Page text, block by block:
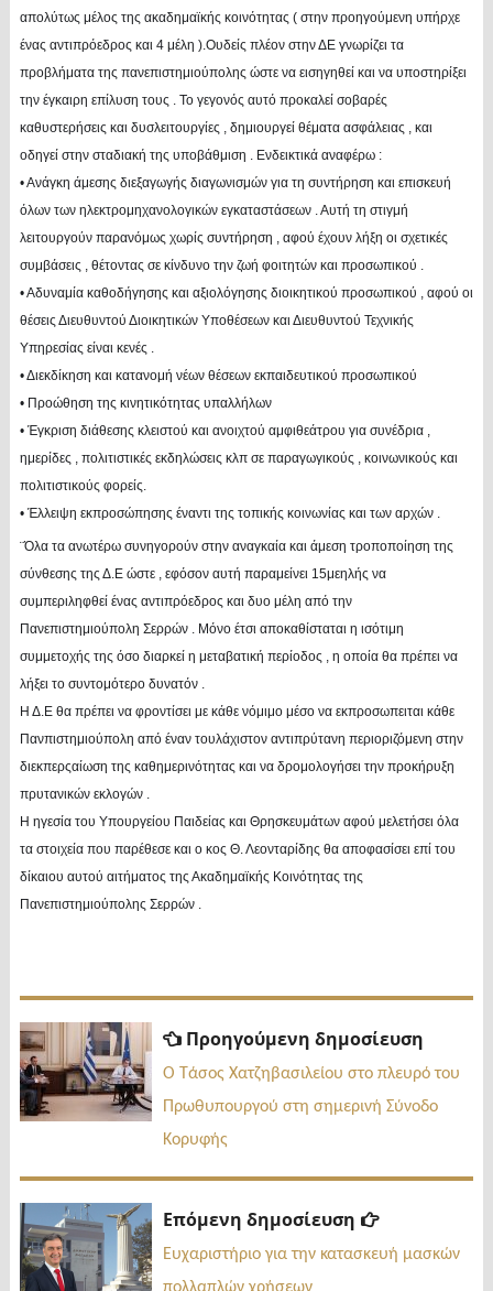
απολύτως μέλος της ακαδημαϊκής κοινότητας ( στην προηγούμενη υπήρχε
ένας αντιπρόεδρος και 4 μέλη ).Ουδείς πλέον στην ΔΕ γνωρίζει τα
προβλήματα της πανεπιστημιούπολης ώστε να εισηγηθεί και να υποστηρίξει
την έγκαιρη επίλυση τους . Το γεγονός αυτό προκαλεί σοβαρές
καθυστερήσεις και δυσλειτουργίες , δημιουργεί θέματα ασφάλειας , και
οδηγεί στην σταδιακή της υποβάθμιση . Ενδεικτικά αναφέρω :
• Ανάγκη άμεσης διεξαγωγής διαγωνισμών για τη συντήρηση και επισκευή
όλων των ηλεκτρομηχανολογικών εγκαταστάσεων . Αυτή τη στιγμή
λειτουργούν παρανόμως χωρίς συντήρηση , αφού έχουν λήξη οι σχετικές
συμβάσεις , θέτοντας σε κίνδυνο την ζωή φοιτητών και προσωπικού .
• Αδυναμία καθοδήγησης και αξιολόγησης διοικητικού προσωπικού , αφού οι
θέσεις Διευθυντού Διοικητικών Υποθέσεων και Διευθυντού Τεχνικής
Υπηρεσίας είναι κενές .
• Διεκδίκηση και κατανομή νέων θέσεων εκπαιδευτικού προσωπικού
• Προώθηση της κινητικότητας υπαλλήλων
• Έγκριση διάθεσης κλειστού και ανοιχτού αμφιθεάτρου για συνέδρια ,
ημερίδες , πολιτιστικές εκδηλώσεις κλπ σε παραγωγικούς , κοινωνικούς και
πολιτιστικούς φορείς.
• Έλλειψη εκπροσώπησης έναντι της τοπικής κοινωνίας και των αρχών .
¨Όλα τα ανωτέρω συνηγορούν στην αναγκαία και άμεση τροποποίηση της
σύνθεσης της Δ.Ε ώστε , εφόσον αυτή παραμείνει 15μεηλής να
συμπεριληφθεί ένας αντιπρόεδρος και δυο μέλη από την
Πανεπιστημιούπολη Σερρών . Μόνο έτσι αποκαθίσταται η ισότιμη
συμμετοχής της όσο διαρκεί η μεταβατική περίοδος , η οποία θα πρέπει να
λήξει το συντομότερο δυνατόν .
Η Δ.Ε θα πρέπει να φροντίσει με κάθε νόμιμο μέσο να εκπροσωπειται κάθε
Πανπιστημιούπολη από έναν τουλάχιστον αντιπρύτανη περιοριζόμενη στην
διεκπερςαίωση της καθημερινότητας και να δρομολογήσει την προκήρυξη
πρυτανικών εκλογών .
Η ηγεσία του Υπουργείου Παιδείας και Θρησκευμάτων αφού μελετήσει όλα
τα στοιχεία που παρέθεσε και ο κος Θ. Λεονταρίδης θα αποφασίσει επί του
δίκαιου αυτού αιτήματος της Ακαδημαϊκής Κοινότητας της
Πανεπιστημιούπολης Σερρών .
Πλοήγηση
άρθρων
Προηγούμενη δημοσίευση
Ο Τάσος Χατζηβασιλείου στο πλευρό του
Πρωθυπουργού στη σημερινή Σύνοδο
Κορυφής
Επόμενη δημοσίευση
Επόμενη
Ευχαριστήριο για την κατασκευή μασκών